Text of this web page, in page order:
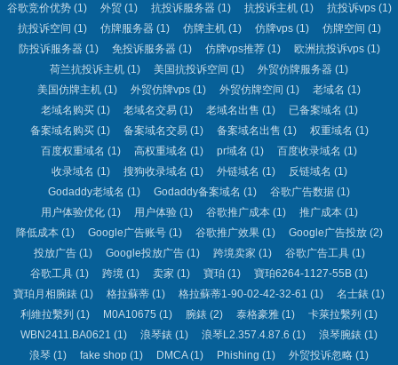
谷歌竞价优势(1) 外贸(1) 抗投诉服务器(1) 抗投诉主机(1) 抗投诉vps(1)
抗投诉空间 (1) 仿牌服务器(1) 仿牌主机(1) 仿牌vps(1) 仿牌空间 (1)
防投诉服务器(1) 免投诉服务器(1) 仿牌vps推荐(1) 欧洲抗投诉vps(1)
荷兰抗投诉主机 (1) 美国抗投诉空间 (1) 外贸仿牌服务器 (1)
美国仿牌主机 (1) 外贸仿牌vps (1) 外贸仿牌空间 (1) 老域名 (1)
老域名购买(1) 老域名交易(1) 老域名出售 (1) 已备案域名 (1)
备案域名购买(1) 备案域名交易(1) 备案域名出售 (1) 权重域名 (1)
百度权重域名 (1) 高权重域名 (1) pr域名 (1) 百度收录域名 (1)
收录域名 (1) 搜狗收录域名 (1) 外链域名 (1) 反链域名 (1)
Godaddy老域名 (1) Godaddy备案域名 (1) 谷歌广告数据 (1)
用户体验优化(1) 用户体验(1) 谷歌推广成本(1) 推广成本(1)
降低成本(1) Google广告账号(1) 谷歌推广效果(1) Google广告投放(2)
投放广告(1) Google投放广告(1) 跨境卖家 (1) 谷歌广告工具(1)
谷歌工具 (1) 跨境 (1) 卖家 (1) 寶珀 (1) 寶珀6264-1127-55B (1)
寶珀月相腕錶 (1) 格拉蘇蒂 (1) 格拉蘇蒂1-90-02-42-32-61 (1) 名士錶 (1)
利維拉繫列 (1) M0A10675 (1) 腕錶 (2) 泰格豪雅 (1) 卡萊拉繫列 (1)
WBN2411.BA0621 (1) 浪琴錶 (1) 浪琴L2.357.4.87.6 (1) 浪琴腕錶 (1)
浪琴 (1) fake shop (1) DMCA(1) Phishing (1) 外贸投诉忽略 (1)